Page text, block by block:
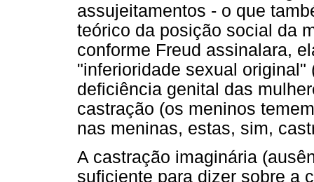
assujeitamentos - o que
teórico da posição social da
conforme Freud assinalara,
"inferioridade sexual original"
deficiência genital das
castração (os meninos
nas meninas, estas, sim,
A castração imaginária
suficiente para dizer sobre a